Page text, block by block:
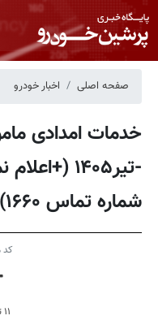
صفحه اصلی اخبار خودرو
خدمات امدادی
-تیر۱۴۰۵
شماره تماس ۱۶۶۰)
۱۱ تیر ۱۴۰۵ - ۱۰:۵۰